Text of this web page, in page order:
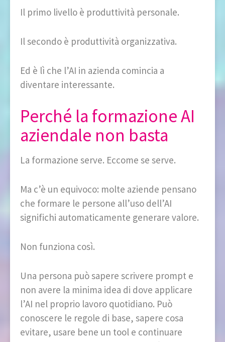
Il primo livello è produttività personale.
Il secondo è produttività organizzativa.
Ed è lì che l’AI in azienda comincia a
diventare interessante.
Perché la formazione AI
aziendale non basta
La formazione serve. Eccome se serve.
Ma c’è un equivoco: molte aziende pensano
che formare le persone all’uso dell’AI
significhi automaticamente generare valore.
Non funziona così.
Una persona può sapere scrivere prompt e
non avere la minima idea di dove applicare
l’AI nel proprio lavoro quotidiano. Può
conoscere le regole di base, sapere cosa
evitare, usare bene un tool e continuare